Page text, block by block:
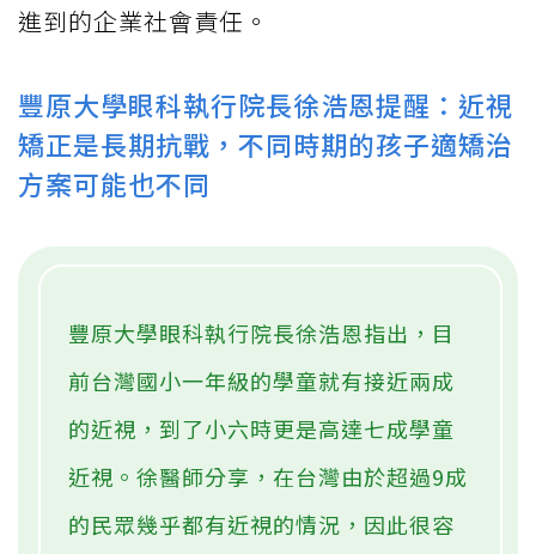
進到的企業社會責任。
豐原大學眼科執行院長徐浩恩提醒：近視
矯正是長期抗戰，不同時期的孩子適矯治
方案可能也不同
豐原大學眼科執行院長徐浩恩指出，目
前台灣國小一年級的學童就有接近兩成
的近視，到了小六時更是高達七成學童
近視。徐醫師分享，在台灣由於超過9成
的民眾幾乎都有近視的情況，因此很容